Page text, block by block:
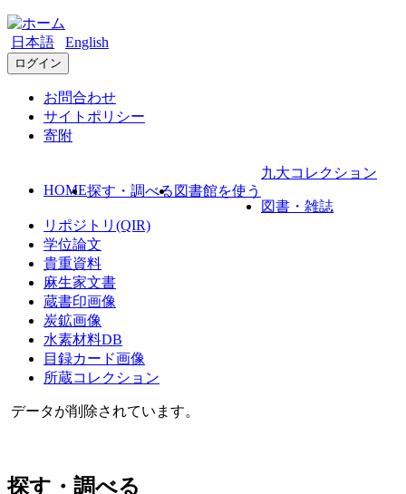
日本語 English
ログイン
お問合わせ
サイトポリシー
寄附
HOME探す・調べる 図書館を使う
九大コレクション
図書・雑誌
リポジトリ(QIR)
学位論文
貴重資料
麻生家文書
蔵書印画像
炭鉱画像
水素材料DB
目録カード画像
所蔵コレクション
データが削除されています。
探す・調べる